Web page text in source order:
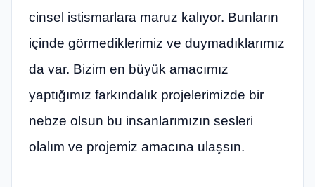
cinsel istismarlara maruz kalıyor. Bunların
içinde görmediklerimiz ve duymadıklarımız
da var. Bizim en büyük amacımız
yaptığımız farkındalık projelerimizde bir
nebze olsun bu insanlarımızın sesleri
olalım ve projemiz amacına ulaşsın.